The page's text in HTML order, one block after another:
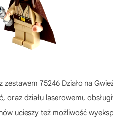
75246 Działo na
działu laserowemu
ucieszy też możliwość